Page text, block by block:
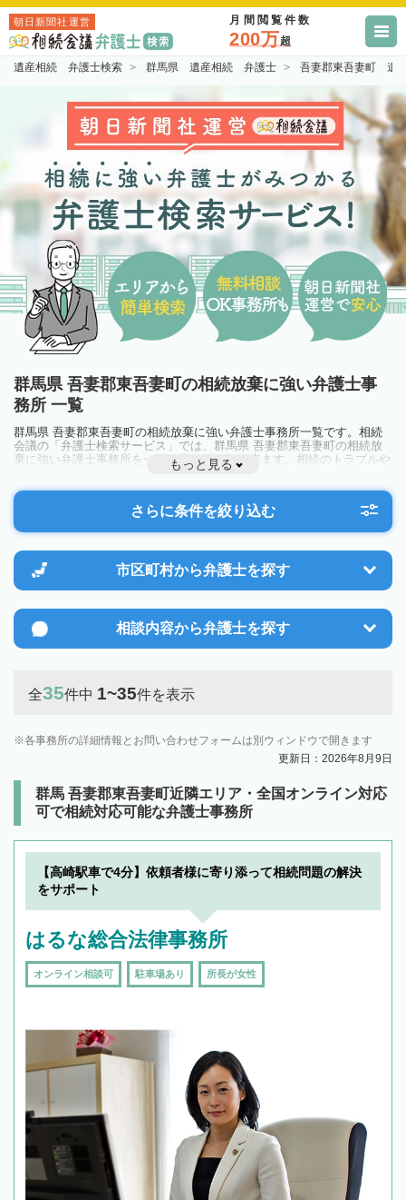
朝日新聞社運営 月間閲覧件数
200万超
遺産相続 弁護士検索 群馬県 遺産相続 弁護士 吾妻郡東吾妻町 遺
群馬県 吾妻郡東吾妻町の相続放棄に強い弁護士事
務所 一覧
群馬県 吾妻郡東吾妻町の相続放棄に強い弁護士事務所一覧です。相続
会議の「弁護士検索サービス」では、群馬県 吾妻郡東吾妻町の相続放
棄に強い弁護士事務所を一覧で見ることが出来ます。相続のトラブルや
お悩みを抱えている方は一度近隣の弁護士に相談してみましょう。
もっと見る
さらに条件を絞り込む
市区町村から弁護士を探す
相談内容から弁護士を探す
全35件中 1~35件を表示
各事務所の詳細情報とお問い合わせフォームは別ウィンドウで開きます
更新日：2026年8月9日
群馬 吾妻郡東吾妻町近隣エリア・全国オンライン対応
可で相続対応可能な弁護士事務所
【高崎駅車で4分】依頼者様に寄り添って相続問題の解決
をサポート
はるな総合法律事務所
オンライン相談可 駐車場あり 所長が女性